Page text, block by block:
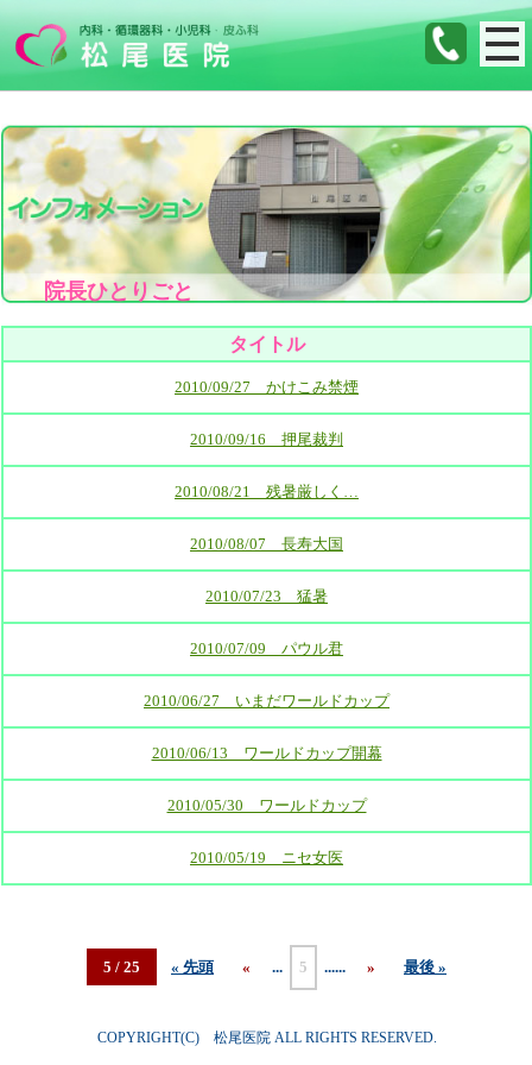
院長ひとりごと
タイトル
2010/09/27 かけこみ禁煙
2010/09/16 押尾裁判
2010/08/21 残暑厳しく…
2010/08/07 長寿大国
2010/07/23 猛暑
2010/07/09 パウル君
2010/06/27 いまだワールドカップ
2010/06/13 ワールドカップ開幕
2010/05/30 ワールドカップ
2010/05/19 ニセ女医
5 / 25 « 先頭 « ... 5 ...... » 最後 »
COPYRIGHT(C) 松尾医院 ALL RIGHTS RESERVED.